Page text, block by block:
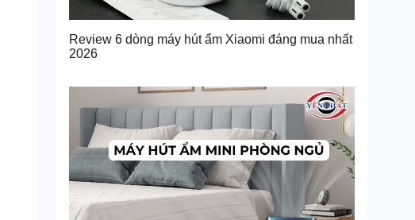
Review 6 dòng máy hút ẩm Xiaomi đáng mua nhất
2026